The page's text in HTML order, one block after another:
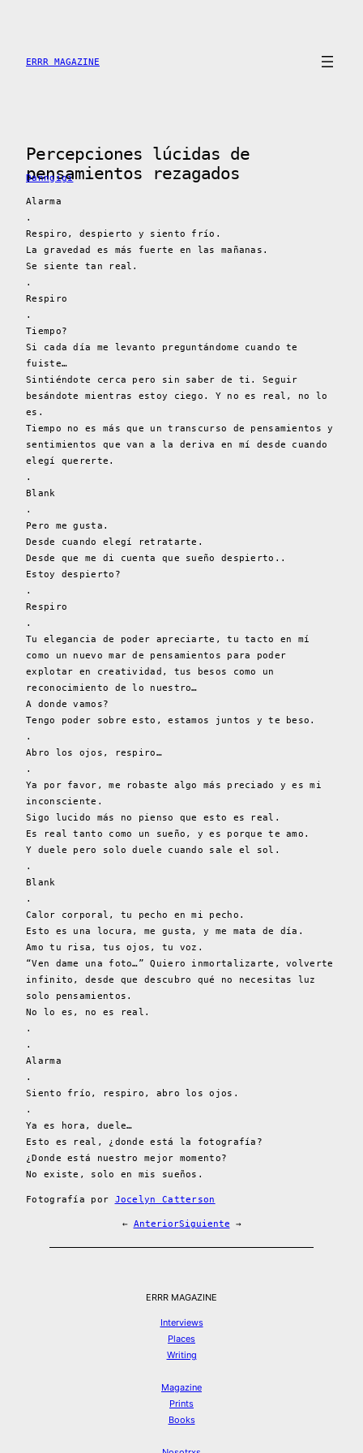
contenido
ERRR MAGAZINE
Percepciones lúcidas de
pensamientos rezagados
Danngigi
Alarma
.
Respiro, despierto y siento frío.
La gravedad es más fuerte en las mañanas.
Se siente tan real.
.
Respiro
.
Tiempo?
Si cada día me levanto preguntándome cuando te
fuiste…
Sintiéndote cerca pero sin saber de ti. Seguir
besándote mientras estoy ciego. Y no es real, no lo
es.
Tiempo no es más que un transcurso de pensamientos y
sentimientos que van a la deriva en mí desde cuando
elegí quererte.
.
Blank
.
Pero me gusta.
Desde cuando elegí retratarte.
Desde que me di cuenta que sueño despierto..
Estoy despierto?
.
Respiro
.
Tu elegancia de poder apreciarte, tu tacto en mí
como un nuevo mar de pensamientos para poder
explotar en creatividad, tus besos como un
reconocimiento de lo nuestro…
A donde vamos?
Tengo poder sobre esto, estamos juntos y te beso.
.
Abro los ojos, respiro…
.
Ya por favor, me robaste algo más preciado y es mi
inconsciente.
Sigo lucido más no pienso que esto es real.
Es real tanto como un sueño, y es porque te amo.
Y duele pero solo duele cuando sale el sol.
.
Blank
.
Calor corporal, tu pecho en mi pecho.
Esto es una locura, me gusta, y me mata de día.
Amo tu risa, tus ojos, tu voz.
“Ven dame una foto…” Quiero inmortalizarte, volverte
infinito, desde que descubro qué no necesitas luz
solo pensamientos.
No lo es, no es real.
.
.
Alarma
.
Siento frío, respiro, abro los ojos.
.
Ya es hora, duele…
Esto es real, ¿donde está la fotografía?
¿Donde está nuestro mejor momento?
No existe, solo en mis sueños.
Fotografía por Jocelyn Catterson
← AnteriorSiguiente →
ERRR MAGAZINE
Interviews
Places
Writing
Magazine
Prints
Books